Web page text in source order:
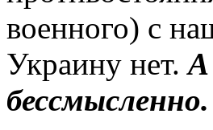
военного) с
Украину нет.А